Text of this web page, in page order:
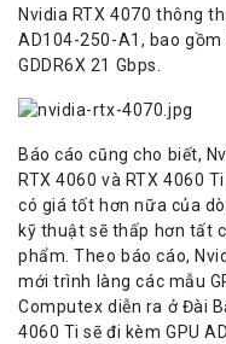
Nvidia RTX 4070 thông
AD104-250-A1, bao gồm
GDDR6X 21 Gbps.
Báo cáo cũng cho biết,
RTX 4060 và RTX 4060
có giá tốt hơn nữa của
kỹ thuật sẽ thấp hơn tất
phẩm. Theo báo cáo,
mới trình làng các mẫu
Computex diễn ra ở Đài
4060 Ti sẽ đi kèm GPU